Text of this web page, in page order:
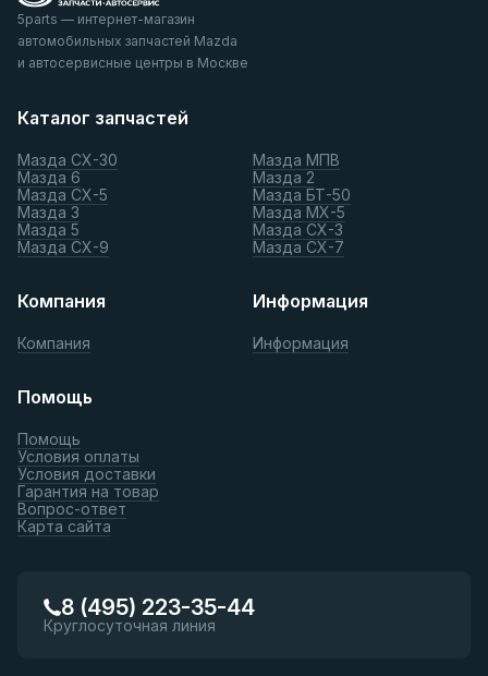
5parts — интернет-магазин
автомобильных запчастей Mazda
и автосервисные центры в Москве
Каталог запчастей
Мазда СХ-30
Мазда 6
Мазда СХ-5
Мазда 3
Мазда 5
Мазда СХ-9
Мазда МПВ
Мазда 2
Мазда БТ-50
Мазда МХ-5
Мазда СХ-3
Мазда СХ-7
Компания
Компания
Информация
Информация
Помощь
Помощь
Условия оплаты
Условия доставки
Гарантия на товар
Вопрос-ответ
Карта сайта
8 (495) 223-35-44
Круглосуточная линия